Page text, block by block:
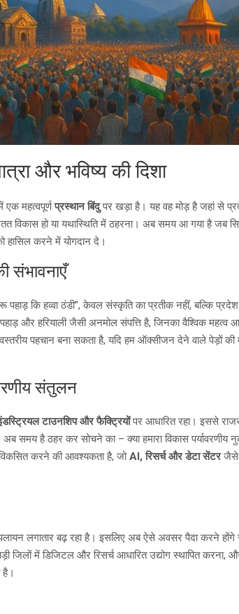
और भविष्य की दिशा
एक महत्वपूर्णप्रस्थान बिंदुपर खड़ा है। यह वह मोड़ है जहां से
विकास हो या यथास्थिति में ठहरना। अब समय आ गया है जब
हासिल करने में योगदान दे।
संभावनाएँ
पहाड़ कि हव्वा ठंडी”, केवल संस्कृति का प्रतीक नहीं, बल्कि
और हरियाली जैसी अनमोल संपत्ति है, जिनका वैश्विक महत्व
पहचान बना सकता है, यदि हम ऑक्सीजन देने वाले पेड़ों की
संतुलन
टाउनशिप और फैक्ट्रियोंपर आधारित रहा। इससे
समय है ठहर कर सोचने का – क्या हमारा विकास पर्यावरणीय
करने की आवश्यकता है, जोAI, रिसर्च और डेटा सेंटरजैसे
लगातार बढ़ रहा है। इसलिए अब ऐसे अवसर पैदा करने होंगे
जिलों में डिजिटल और रिसर्च आधारित उद्योग स्थापित करना,
है।